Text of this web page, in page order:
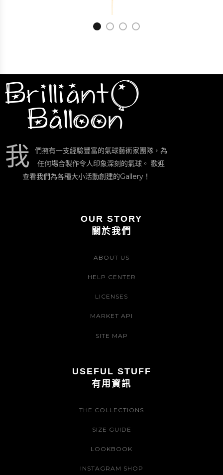
我
們擁有一支經驗豐富的氣球藝術家團隊，為
任何場合製作令人印象深刻的氣球。 歡迎
查看我們為各種大小活動創建的Gallery！
OUR STORY
關於我們
ABOUT US
HELP CENTER
LICENSES
MARKET API
SITE MAP
USEFUL STUFF
有用資訊
THE COLLECTIONS
SIZE GUIDE
LOOKBOOK
INSTAGRAM SHOP